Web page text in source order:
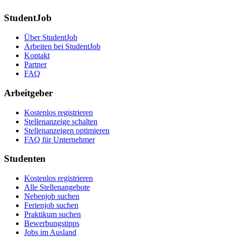
StudentJob
Über StudentJob
Arbeiten bei StudentJob
Kontakt
Partner
FAQ
Arbeitgeber
Kostenlos registrieren
Stellenanzeige schalten
Stellenanzeigen optimieren
FAQ für Unternehmer
Studenten
Kostenlos registrieren
Alle Stellenangebote
Nebenjob suchen
Ferienjob suchen
Praktikum suchen
Bewerbungstipps
Jobs im Ausland